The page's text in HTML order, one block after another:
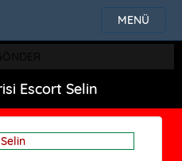
MENÜ
Escort Selin